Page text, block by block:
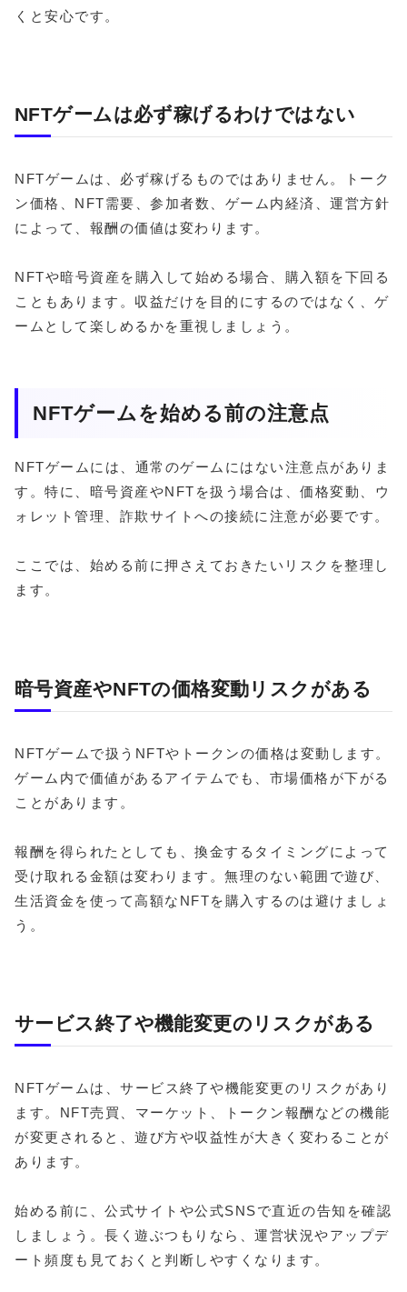
くと安心です。
NFTゲームは必ず稼げるわけではない
NFTゲームは、必ず稼げるものではありません。トーク
ン価格、NFT需要、参加者数、ゲーム内経済、運営方針
によって、報酬の価値は変わります。
NFTや暗号資産を購入して始める場合、購入額を下回る
こともあります。収益だけを目的にするのではなく、ゲ
ームとして楽しめるかを重視しましょう。
NFTゲームを始める前の注意点
NFTゲームには、通常のゲームにはない注意点がありま
す。特に、暗号資産やNFTを扱う場合は、価格変動、ウ
ォレット管理、詐欺サイトへの接続に注意が必要です。
ここでは、始める前に押さえておきたいリスクを整理し
ます。
暗号資産やNFTの価格変動リスクがある
NFTゲームで扱うNFTやトークンの価格は変動します。
ゲーム内で価値があるアイテムでも、市場価格が下がる
ことがあります。
報酬を得られたとしても、換金するタイミングによって
受け取れる金額は変わります。無理のない範囲で遊び、
生活資金を使って高額なNFTを購入するのは避けましょ
う。
サービス終了や機能変更のリスクがある
NFTゲームは、サービス終了や機能変更のリスクがあり
ます。NFT売買、マーケット、トークン報酬などの機能
が変更されると、遊び方や収益性が大きく変わることが
あります。
始める前に、公式サイトや公式SNSで直近の告知を確認
しましょう。長く遊ぶつもりなら、運営状況やアップデ
ート頻度も見ておくと判断しやすくなります。